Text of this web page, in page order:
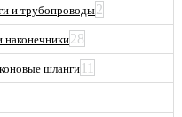
и трубопроводы2
28
шланги 11